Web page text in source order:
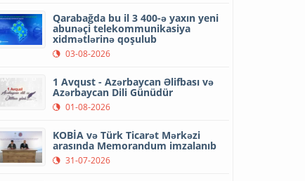
Qarabağda bu il 3 400-ə yaxın yeni
abunəçi telekommunikasiya
xidmətlərinə qoşulub
03-08-2026
1 Avqust - Azərbaycan Əlifbası və
Azərbaycan Dili Günüdür
01-08-2026
KOBİA və Türk Ticarət Mərkəzi
arasında Memorandum imzalanıb
31-07-2026